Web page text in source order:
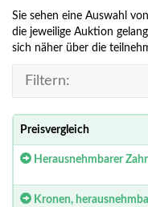
Sie sehen eine Auswahl
die jeweilige Auktion
sich näher über die
Filtern:
Preisvergleich
Herausnehmbarer
Kronen,